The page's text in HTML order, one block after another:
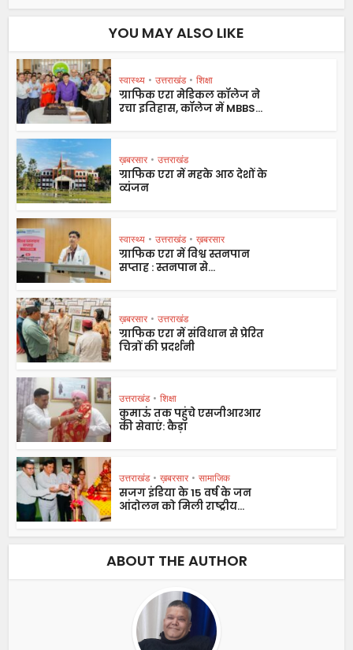
YOU MAY ALSO LIKE
स्वास्थ्य • उत्तराखंड • शिक्षा
ग्राफिक एरा मेडिकल कॉलेज ने
रचा इतिहास, कॉलेज में MBBS...
ख़बरसार • उत्तराखंड
ग्राफिक एरा में महके आठ देशों के
व्यंजन
स्वास्थ्य • उत्तराखंड • ख़बरसार
ग्राफिक एरा में विश्व स्तनपान
सप्ताह : स्तनपान से...
ख़बरसार • उत्तराखंड
ग्राफिक एरा में संविधान से प्रेरित
चित्रों की प्रदर्शनी
उत्तराखंड • शिक्षा
कुमाऊं तक पहुंचे एसजीआरआर
की सेवाएं: कैड़ा
उत्तराखंड • ख़बरसार • सामाजिक
सजग इंडिया के 15 वर्ष के जन
आंदोलन को मिली राष्ट्रीय...
ABOUT THE AUTHOR